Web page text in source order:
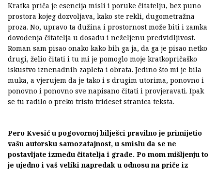
Kratka priča je esencija misli i poruke čitatelju, bez puno
prostora kojeg dozvoljava, kako ste rekli, dugometražna
proza. No, upravo ta dužina i prostornost može biti i zamka
dovođenja čitatelja u dosadu i neželjenu predvidljivost.
Roman sam pisao onako kako bih ga ja, da ga je pisao netko
drugi, želio čitati i tu mi je pomoglo moje kratkopričaško
iskustvo iznenadnih zapleta i obrata. Jedino što mi je bila
muka, a vjerujem da je tako i s drugim utorima, ponovno i
ponovno i ponovno sve napisano čitati i provjeravati. Ipak
se tu radilo o preko tristo trideset stranica teksta.
Pero Kvesić u pogovornoj bilješci pravilno je primijetio
vašu autorsku samozatajnost, u smislu da se ne
postavljate između čitatelja i građe. Po mom mišljenju to
je ujedno i vaš veliki napredak u odnosu na priče iz